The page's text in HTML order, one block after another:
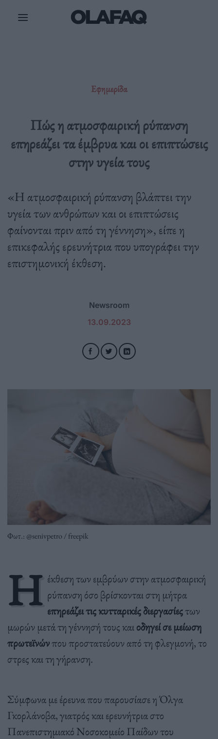
Εφημερίδα
Πώς η ατμοσφαιρική ρύπανση
επηρεάζει τα έμβρυα και οι επιπτώσεις
στην υγεία τους
«Η ατμοσφαιρική ρύπανση βλάπτει την
υγεία των ανθρώπων και οι επιπτώσεις
φαίνονται πριν από τη γέννηση», είπε η
επικεφαλής ερευνήτρια που υπογράφει την
επιστημονική έκθεση.
Newsroom
13.09.2023
Φωτ.: @senivpetro / freepik
Η έκθεση των εμβρύων στην ατμοσφαιρική
ρύπανση όσο βρίσκονται στη μήτρα
επηρεάζει τις κυτταρικές διεργασίεςτων
μωρών μετά τη γέννησή τους καιοδηγεί σε μείωση
πρωτεϊνώνπου προστατεύουν από τη φλεγμονή, το
στρες και τη γήρανση.
Σύμφωνα με έρευνα που παρουσίασε η Όλγα
Γκορλάνοβα, γιατρός και ερευνήτρια στο
Πανεπιστημιακό Νοσοκομείο Παίδων του